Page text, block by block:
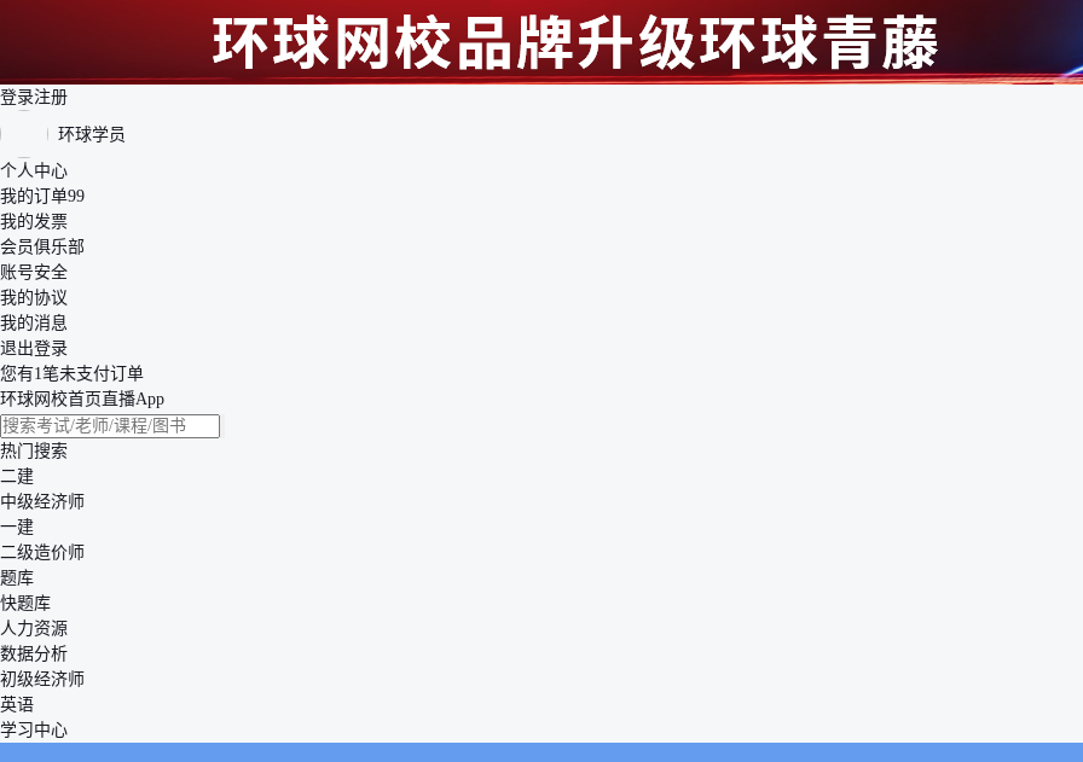
登录注册
环球学员
个人中心
我的订单99
我的发票
会员俱乐部
账号安全
我的协议
我的消息
退出登录
您有1笔未支付订单
环球网校首页 直播App
热门搜索
二建
中级经济师
一建
二级造价师
题库
快题库
人力资源
数据分析
初级经济师
英语
学习中心